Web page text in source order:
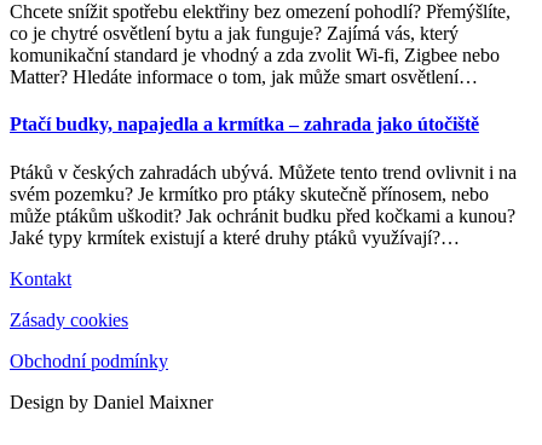
Chcete snížit spotřebu elektřiny bez omezení pohodlí? Přemýšlíte,
co je chytré osvětlení bytu a jak funguje? Zajímá vás, který
komunikační standard je vhodný a zda zvolit Wi-fi, Zigbee nebo
Matter? Hledáte informace o tom, jak může smart osvětlení…
Ptačí budky, napajedla a krmítka – zahrada jako útočiště
Ptáků v českých zahradách ubývá. Můžete tento trend ovlivnit i na
svém pozemku? Je krmítko pro ptáky skutečně přínosem, nebo
může ptákům uškodit? Jak ochránit budku před kočkami a kunou?
Jaké typy krmítek existují a které druhy ptáků využívají?…
Kontakt
Zásady cookies
Obchodní podmínky
Design by Daniel Maixner